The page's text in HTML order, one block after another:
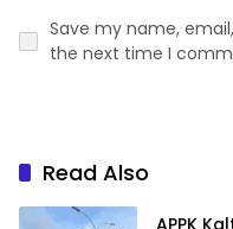
Save my name,
the next time I
Read Also
APPK